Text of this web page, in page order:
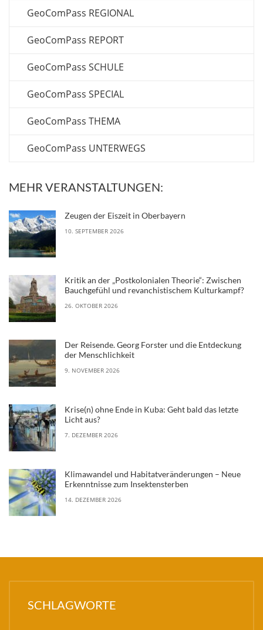
GeoComPass REGIONAL
GeoComPass REPORT
GeoComPass SCHULE
GeoComPass SPECIAL
GeoComPass THEMA
GeoComPass UNTERWEGS
MEHR VERANSTALTUNGEN:
Zeugen der Eiszeit in Oberbayern
10. SEPTEMBER 2026
Kritik an der „Postkolonialen Theorie“: Zwischen
Bauchgefühl und revanchistischem Kulturkampf?
26. OKTOBER 2026
Der Reisende. Georg Forster und die Entdeckung
der Menschlichkeit
9. NOVEMBER 2026
Krise(n) ohne Ende in Kuba: Geht bald das letzte
Licht aus?
7. DEZEMBER 2026
Klimawandel und Habitatveränderungen – Neue
Erkenntnisse zum Insektensterben
14. DEZEMBER 2026
SCHLAGWORTE